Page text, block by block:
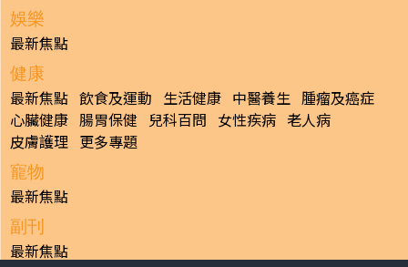
娛樂
最新焦點
健康
最新焦點 飲食及運動 生活健康 中醫養生 腫瘤及癌症
心臟健康 腸胃保健 兒科百問 女性疾病 老人病
皮膚護理 更多專題
寵物
最新焦點
副刊
最新焦點